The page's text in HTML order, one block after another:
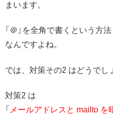
まいます。
「＠」を全角で書くという方
なんですよね。
では、対策その2 はどうでし
対策2 は
「 メールアドレスと mailto を